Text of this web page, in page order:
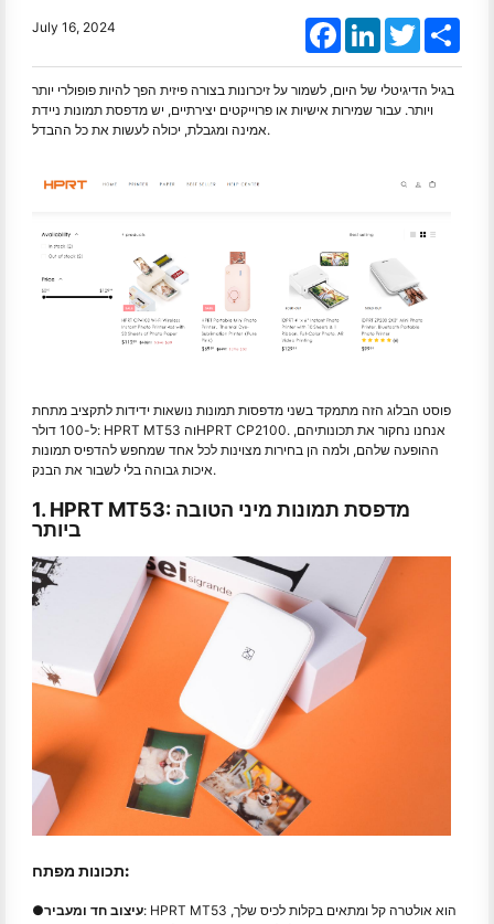
July 16, 2024 FacebookLinkedInTwitter
בגיל הדיגיטלי של היום, לשמור על זיכרונות בצורה פיזית הפך להיות פופולרי יותר
ויותר. עבור שמירות אישיות או פרוייקטים יצירתיים, יש מדפסת תמונות ניידת
אמינה ומגבלת, יכולה לעשות את כל ההבדל.
פוסט הבלוג הזה מתמקד בשני מדפסות תמונות נושאות ידידות לתקציב מתחת
ל-100 דולר: HPRT MT53 והHPRT CP2100. אנחנו נחקור את תכונותיהם,
ההופעה שלהם, ולמה הן בחירות מצוינות לכל אחד שמחפש להדפיס תמונות
איכות גבוהה בלי לשבור את הבנק.
1. HPRT MT53: מדפסת תמונות מיני הטובה
ביותר
תכונות מפתח:
●עיצוב חד ומעביר: HPRT MT53 הוא אולטרה קל ומתאים בקלות לכיס שלך,